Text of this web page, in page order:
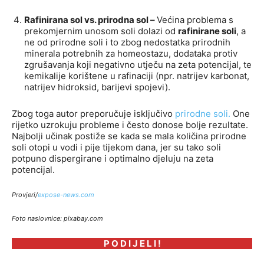
Rafinirana sol vs. prirodna sol –Većina problema s
prekomjernim unosom soli dolazi od rafinirane soli, a
ne od prirodne soli i to zbog nedostatka prirodnih
minerala potrebnih za homeostazu, dodataka protiv
zgrušavanja koji negativno utječu na zeta potencijal, te
kemikalije korištene u rafinaciji (npr. natrijev karbonat,
natrijev hidroksid, barijevi spojevi).
Zbog toga autor preporučuje isključivo prirodne soli. One
rijetko uzrokuju probleme i često donose bolje rezultate.
Najbolji učinak postiže se kada se mala količina prirodne
soli otopi u vodi i pije tijekom dana, jer su tako soli
potpuno dispergirane i optimalno djeluju na zeta
potencijal.
Provjeri/expose-news.com
Foto naslovnice: pixabay.com
P O D I J E L I !